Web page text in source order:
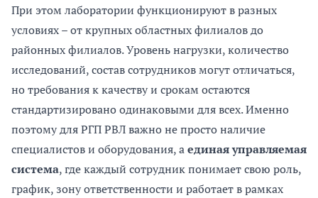
При этом лаборатории функционируют в разных
условиях – от крупных областных филиалов до
районных филиалов. Уровень нагрузки, количество
исследований, состав сотрудников могут отличаться,
но требования к качеству и срокам остаются
стандартизировано одинаковыми для всех. Именно
поэтому для РГП РВЛ важно не просто наличие
специалистов и оборудования, аединая управляемая
система, где каждый сотрудник понимает свою роль,
график, зону ответственности и работает в рамках